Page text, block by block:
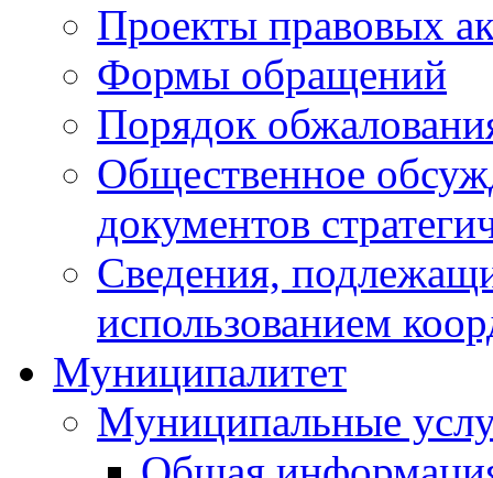
Проекты правовых
Формы обращений
Порядок
Общественное
документов
Сведения,
использованием
Муниципалитет
Муниципальные